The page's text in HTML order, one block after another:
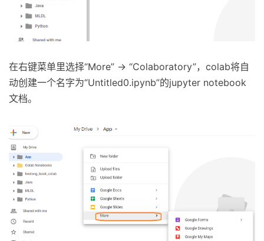
在右键菜单里选择“More” -> “Colaboratory”，colab将自
动创建一个名字为“Untitled0.ipynb”的jupyter notebook
文档。